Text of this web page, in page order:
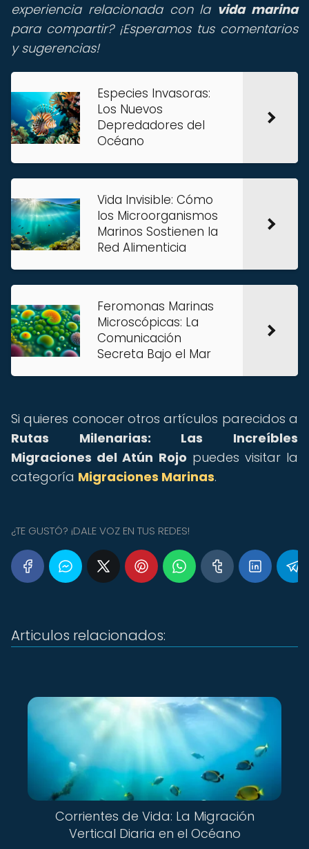
experiencia relacionada con la vida marina
para compartir? ¡Esperamos tus comentarios
y sugerencias!
Especies Invasoras:
Los Nuevos
Depredadores del
Océano
Vida Invisible: Cómo
los Microorganismos
Marinos Sostienen la
Red Alimenticia
Feromonas Marinas
Microscópicas: La
Comunicación
Secreta Bajo el Mar
Si quieres conocer otros artículos parecidos a
Rutas Milenarias: Las Increíbles
Migraciones del Atún Rojo puedes visitar la
categoría Migraciones Marinas.
¿TE GUSTÓ? ¡DALE VOZ EN TUS REDES!
Articulos relacionados:
Corrientes de Vida: La Migración
Vertical Diaria en el Océano